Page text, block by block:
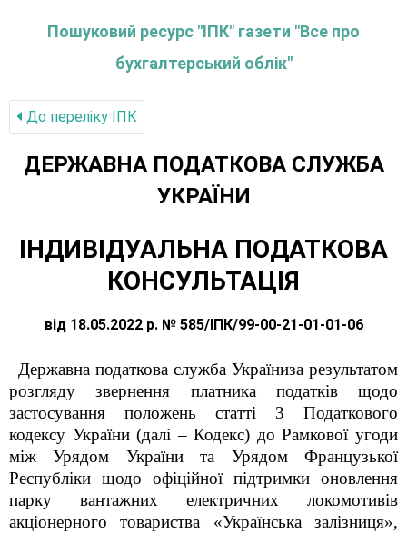
Пошуковий ресурс "ІПК" газети "Все про
бухгалтерський облік"
До переліку IПК
ДЕРЖАВНА ПОДАТКОВА СЛУЖБА
УКРАЇНИ
ІНДИВІДУАЛЬНА ПОДАТКОВА
КОНСУЛЬТАЦІЯ
від 18.05.2022 р. № 585/ІПК/99-00-21-01-01-06
Державна податкова служба Україниза результатом
розгляду звернення платника податків щодо
застосування положень статті 3 Податкового
кодексу України (далі – Кодекс) до Рамкової угоди
між Урядом України та Урядом Французької
Республіки щодо офіційної підтримки оновлення
парку вантажних електричних локомотивів
акціонерного товариства «Українська залізниця»,